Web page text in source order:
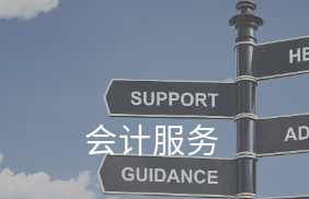
会计服务